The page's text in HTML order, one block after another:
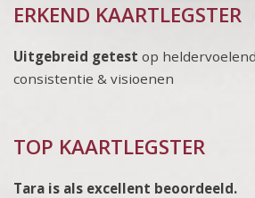
ERKEND KAARTLEGSTER
Uitgebreid getest op
consistentie & visioenen
TOP KAARTLEGSTER
Tara is als excellent beoordeeld.